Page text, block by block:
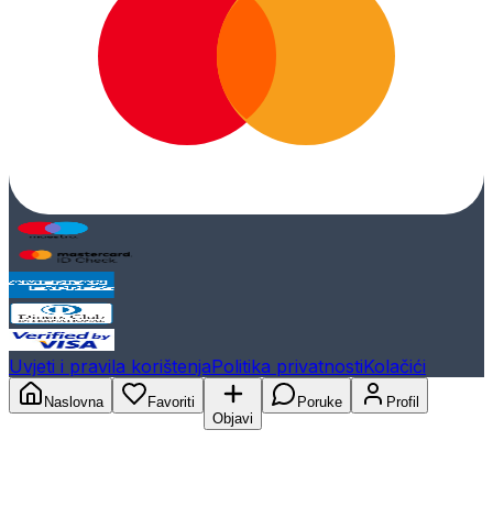
Uvjeti i pravila korištenjaPolitika privatnostiKolačići
Naslovna
Favoriti
Objavi
Poruke Profil